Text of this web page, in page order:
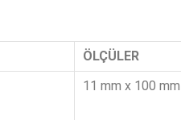
ÖLÇÜLER
11 mm x 100 mm